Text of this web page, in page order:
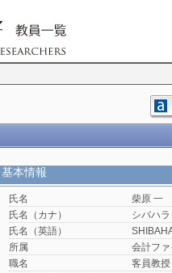
基本情報
氏名
柴原 一
氏名（カナ）
シバハラ
氏名（英語）
所属
会計フ
職名
客員教授